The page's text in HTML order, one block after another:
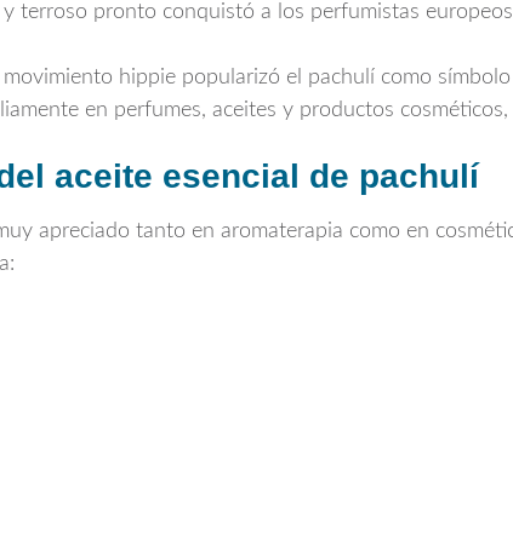
y terroso pronto conquistó a los perfumistas
movimiento hippie popularizó el pachulí como
en perfumes, aceites y productos
aceite esencial de pachulí
apreciado tanto en aromaterapia como en